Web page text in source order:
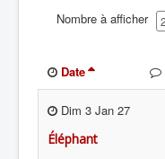
Nombre à afficher
Date
Dim 3 Jan 27
Éléphant